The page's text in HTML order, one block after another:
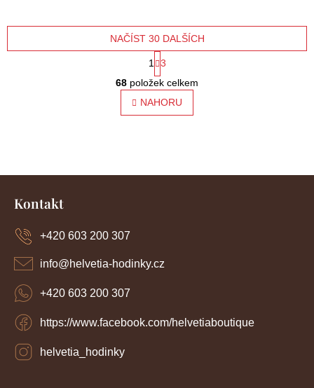
O
v
l
á
ý
NAČÍST 30 DALŠÍCH
S
t
r
k
n
1
3
68 položek celkem
NAHORU
Z
Kontakt
info@helvetia-hodinky.cz
+420 603 200 307
https://www.facebook.com/helvetiaboutique
helvetia_hodinky
+420 603 200 307